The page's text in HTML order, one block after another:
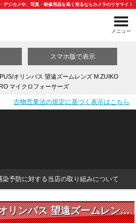
デジカメや、写真・映像用品を高く売るならカメラのリサマイ！
メニュー
スマホ版で表示
オリンパス 望遠ズームレンズ M.ZUIKO
マイクロフォーサーズ
古物営業法の規定に基づく表示はこちら
染予防に対する当店の取り組みについて
OLYMPUS/オリンパス 望遠ズームレンズ M.ZUIKO DIGITAL ED 40-150mm F2.8 PRO マイクロフォーサーズ